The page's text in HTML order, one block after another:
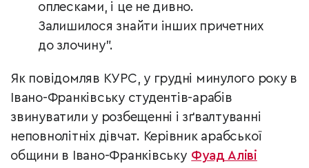
оплесками, і це не дивно.
Залишилося знайти інших причетних
до злочину".
Як повідомляв КУРС, у грудні минулого року в
Івано-Франківську студентів-арабів
звинуватили у розбещенні і зґвалтуванні
неповнолітніх дівчат. Керівник арабської
общини в Івано-Франківську Фуад Аліві